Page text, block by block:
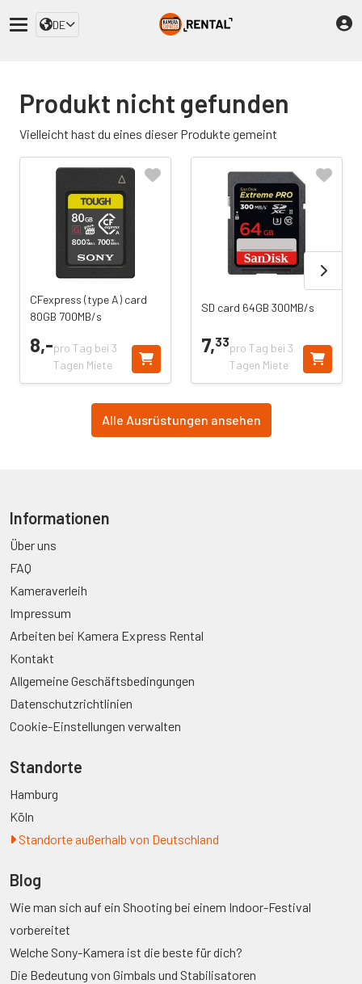
DE
Produkt nicht gefunden
Vielleicht hast du eines dieser Produkte gemeint
CFexpress (type A) card
80GB 700MB/s
8,-pro Tag bei 3
Tagen Miete
SD card 64GB 300MB/s
7,33pro Tag bei 3
Tagen Miete
Alle Ausrüstungen ansehen
Informationen
Über uns
FAQ
Kameraverleih
Impressum
Arbeiten bei Kamera Express Rental
Kontakt
Allgemeine Geschäftsbedingungen
Datenschutzrichtlinien
Cookie-Einstellungen verwalten
Standorte
Hamburg
Köln
Standorte außerhalb von Deutschland
Blog
Wie man sich auf ein Shooting bei einem Indoor-Festival
vorbereitet
Welche Sony-Kamera ist die beste für dich?
Die Bedeutung von Gimbals und Stabilisatoren